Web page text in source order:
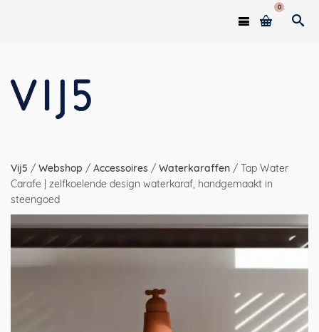
0
Vij5 / Webshop / Accessoires / Waterkaraffen / Tap Water
Carafe | zelfkoelende design waterkaraf, handgemaakt in
steengoed